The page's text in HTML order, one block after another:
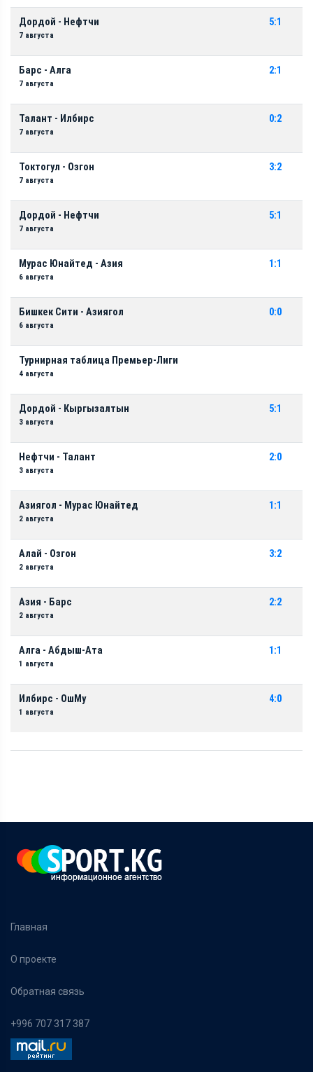
Дордой - Нефтчи
7 августа
5:1
Барс - Алга
7 августа
2:1
Талант - Илбирс
7 августа
0:2
Токтогул - Озгон
7 августа
3:2
Дордой - Нефтчи
7 августа
5:1
Мурас Юнайтед - Азия
6 августа
1:1
Бишкек Сити - Азиягол
6 августа
0:0
Турнирная таблица Премьер-Лиги
4 августа
Дордой - Кыргызалтын
3 августа
5:1
Нефтчи - Талант
3 августа
2:0
Азиягол - Мурас Юнайтед
2 августа
1:1
Алай - Озгон
2 августа
3:2
Азия - Барс
2 августа
2:2
Алга - Абдыш-Ата
1 августа
1:1
Илбирс - ОшМу
1 августа
4:0
Главная
О проекте
Обратная связь
+996 707 317 387